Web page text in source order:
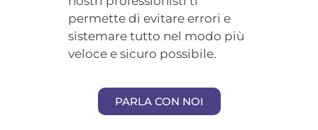
permette di evitare errori e
sistemare tutto nel modo più
veloce e sicuro possibile.
PARLA CON NOI